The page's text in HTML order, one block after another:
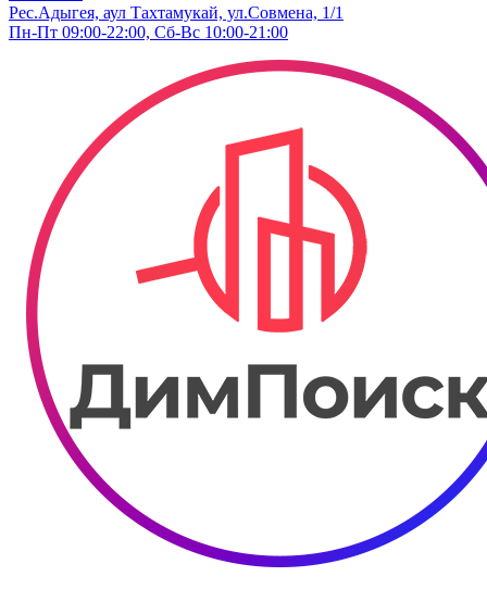
Рес.Адыгея, аул Тахтамукай, ул.Совмена, 1/1
Пн-Пт 09:00-22:00, Сб-Вс 10:00-21:00